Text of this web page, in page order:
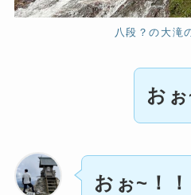
八段？の大滝
おぉ
おぉ~！！